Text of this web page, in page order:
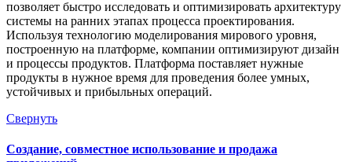
позволяет быстро исследовать и оптимизировать архитектуру
системы на ранних этапах процесса проектирования.
Используя технологию моделирования мирового уровня,
построенную на платформе, компании оптимизируют дизайн
и процессы продуктов. Платформа поставляет нужные
продукты в нужное время для проведения более умных,
устойчивых и прибыльных операций.
Свернуть
Создание, совместное использование и продажа